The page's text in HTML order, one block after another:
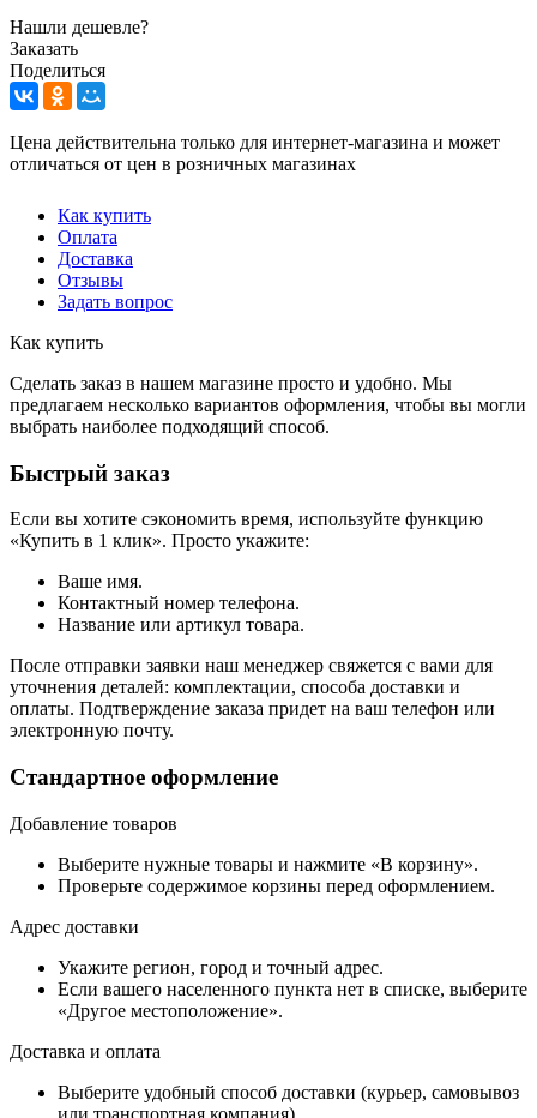
Нашли дешевле?
Заказать
Поделиться
Цена действительна только для интернет-магазина и может
отличаться от цен в розничных магазинах
Как купить
Оплата
Доставка
Отзывы
Задать вопрос
Как купить
Сделать заказ в нашем магазине просто и удобно. Мы
предлагаем несколько вариантов оформления, чтобы вы могли
выбрать наиболее подходящий способ.
Быстрый заказ
Если вы хотите сэкономить время, используйте функцию
«Купить в 1 клик». Просто укажите:
Ваше имя.
Контактный номер телефона.
Название или артикул товара.
После отправки заявки наш менеджер свяжется с вами для
уточнения деталей: комплектации, способа доставки и
оплаты. Подтверждение заказа придет на ваш телефон или
электронную почту.
Стандартное оформление
Добавление товаров
Выберите нужные товары и нажмите «В корзину».
Проверьте содержимое корзины перед оформлением.
Адрес доставки
Укажите регион, город и точный адрес.
Если вашего населенного пункта нет в списке, выберите
«Другое местоположение».
Доставка и оплата
Выберите удобный способ доставки (курьер, самовывоз
или транспортная компания).